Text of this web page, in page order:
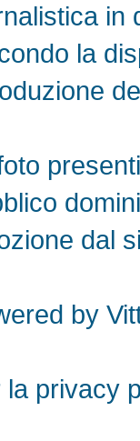
in
la
dal
by
la privacy